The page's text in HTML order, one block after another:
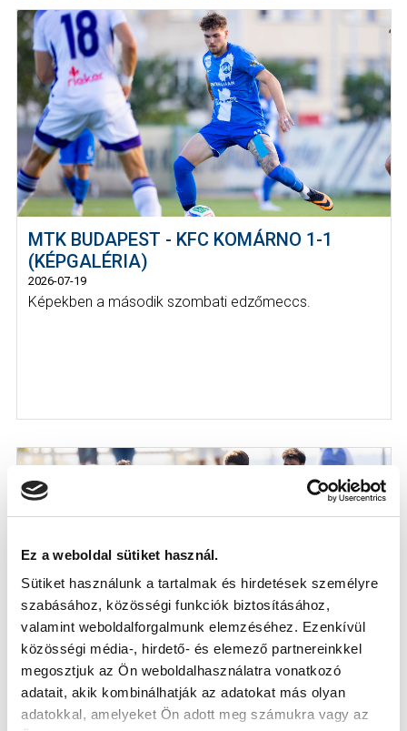
Ez a weboldal sütiket használ.
Sütiket használunk a tartalmak és hirdetések személyre
szabásához, közösségi funkciók biztosításához,
valamint weboldalforgalmunk elemzéséhez. Ezenkívül
közösségi média-, hirdető- és elemező partnereinkkel
megosztjuk az Ön weboldalhasználatra vonatkozó
adatait, akik kombinálhatják az adatokat más olyan
adatokkal, amelyeket Ön adott meg számukra vagy az
MTK BUDAPEST - KFC KOMÁRNO 1-1
(KÉPGALÉRIA)
2026-07-19
Képekben a második szombati edzőmeccs.
MTK BUDAPEST - KOZÁRMISLENY 3-0
(KÉPGALÉRIA)
2026-07-19